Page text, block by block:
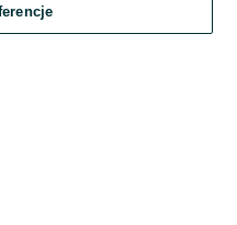
dostawców wskazanych powyżej,
w jego aktualnym brzmieniu.